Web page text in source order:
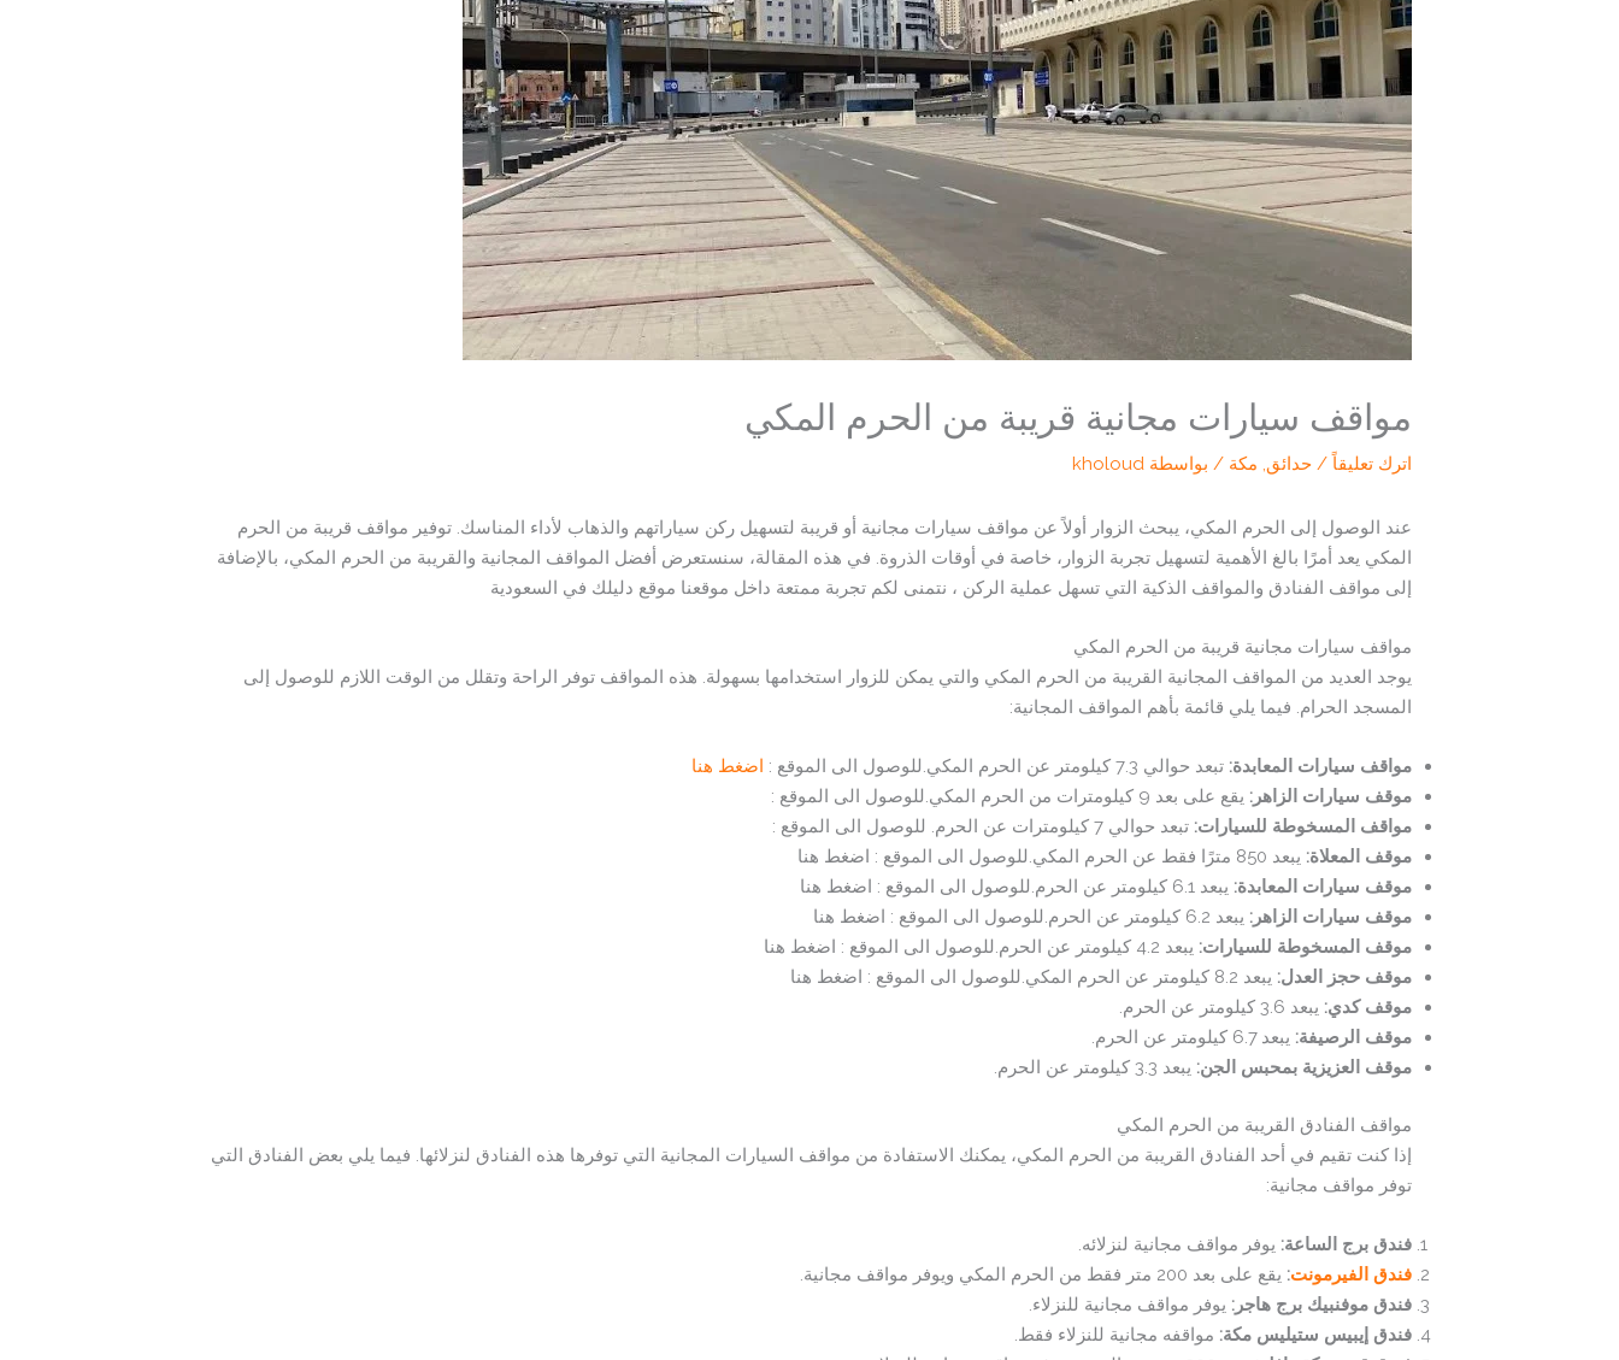
مواقف سيارات مجانية قريبة من الحرم المكي
اترك تعليقاً /حدائق, مكة / بواسطة kholoud
عند الوصول إلى الحرم المكي، يبحث الزوار أولاً عن مواقف سيارات مجانية أو قريبة لتسهيل ركن سياراتهم والذهاب لأداء المناسك. توفير مواقف قريبة من الحرم
المكي يعد أمرًا بالغ الأهمية لتسهيل تجربة الزوار، خاصة في أوقات الذروة. في هذه المقالة، سنستعرض أفضل المواقف المجانية والقريبة من الحرم المكي، بالإضافة
إلى مواقف الفنادق والمواقف الذكية التي تسهل عملية الركن ، نتمنى لكم تجربة ممتعة داخل موقعنا موقع دليلك في السعودية
مواقف سيارات مجانية قريبة من الحرم المكي
يوجد العديد من المواقف المجانية القريبة من الحرم المكي والتي يمكن للزوار استخدامها بسهولة. هذه المواقف توفر الراحة وتقلل من الوقت اللازم للوصول إلى
المسجد الحرام. فيما يلي قائمة بأهم المواقف المجانية:
مواقف سيارات المعابدة: تبعد حوالي 7.3 كيلومتر عن الحرم المكي.للوصول الى الموقع :
اضغط هنا
موقف سيارات الزاهر: يقع على بعد 9 كيلومترات من الحرم المكي.للوصول الى الموقع :
مواقف المسخوطة للسيارات: تبعد حوالي 7 كيلومترات عن الحرم. للوصول الى الموقع :
موقف المعلاة: يبعد 850 مترًا فقط عن الحرم المكي.للوصول الى الموقع : اضغط هنا
موقف سيارات المعابدة: يبعد 6.1 كيلومتر عن الحرم.للوصول الى الموقع : اضغط هنا
موقف سيارات الزاهر: يبعد 6.2 كيلومتر عن الحرم.للوصول الى الموقع : اضغط هنا
موقف المسخوطة للسيارات: يبعد 4.2 كيلومتر عن الحرم.للوصول الى الموقع : اضغط هنا
موقف حجز العدل: يبعد 8.2 كيلومتر عن الحرم المكي.للوصول الى الموقع : اضغط هنا
موقف كدي: يبعد 3.6 كيلومتر عن الحرم.
موقف الرصيفة: يبعد 6.7 كيلومتر عن الحرم.
موقف العزيزية بمحبس الجن: يبعد 3.3 كيلومتر عن الحرم.
مواقف الفنادق القريبة من الحرم المكي
إذا كنت تقيم في أحد الفنادق القريبة من الحرم المكي، يمكنك الاستفادة من مواقف السيارات المجانية التي توفرها هذه الفنادق لنزلائها. فيما يلي بعض الفنادق التي
توفر مواقف مجانية:
فندق برج الساعة: يوفر مواقف مجانية لنزلائه.
فندق الفيرمونت: يقع على بعد 200 متر فقط من الحرم المكي ويوفر مواقف مجانية.
فندق موفنبيك برج هاجر: يوفر مواقف مجانية للنزلاء.
فندق إيبيس ستيليس مكة: مواقفه مجانية للنزلاء فقط.